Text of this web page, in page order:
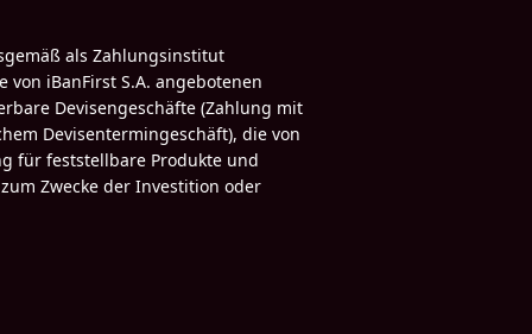
als Zahlungsinstitut
von iBanFirst S.A. angebotenen
Devisengeschäfte (Zahlung mit
Devisentermingeschäft), die von
für feststellbare Produkte und
Zwecke der Investition oder